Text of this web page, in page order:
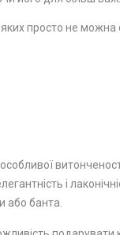
просто не
і
або банта.